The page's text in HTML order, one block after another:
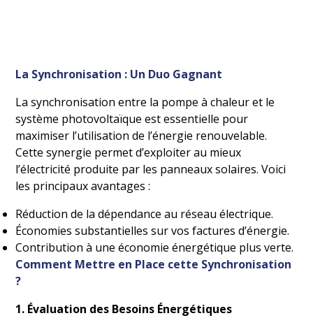
La Synchronisation : Un Duo Gagnant
La synchronisation entre la pompe à chaleur et le
système photovoltaïque est essentielle pour
maximiser l’utilisation de l’énergie renouvelable.
Cette synergie permet d’exploiter au mieux
l’électricité produite par les panneaux solaires. Voici
les principaux avantages :
Réduction de la dépendance au réseau électrique.
Économies substantielles sur vos factures d’énergie.
Contribution à une économie énergétique plus verte.
Comment Mettre en Place cette Synchronisation
?
1. Évaluation des Besoins Énergétiques